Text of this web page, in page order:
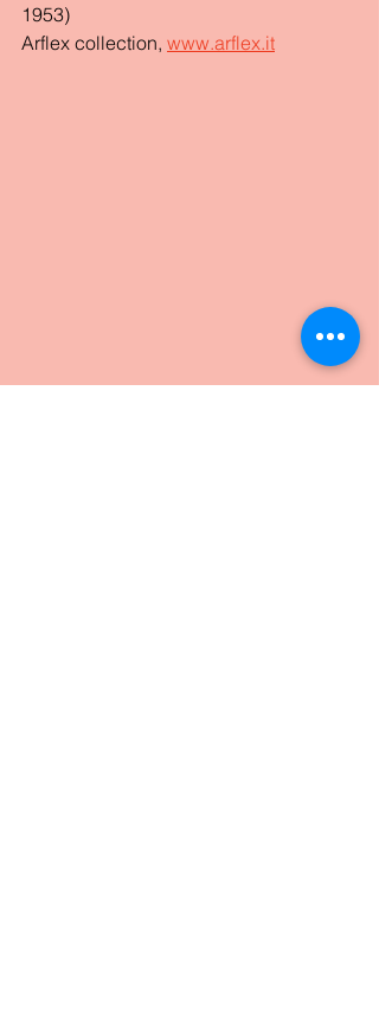
1953)
Arflex collection, www.arflex.it